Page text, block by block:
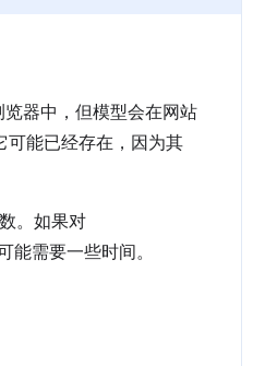
器中，但模型会在网站
可能已经存在，因为其
。如果对
能需要一些时间。